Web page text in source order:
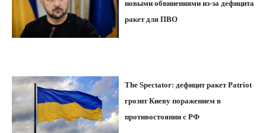
новыми обвинениями из-за дефицита
ракет для ПВО
The Spectator: дефицит ракет Patriot
грозит Киеву поражением в
противостоянии с РФ